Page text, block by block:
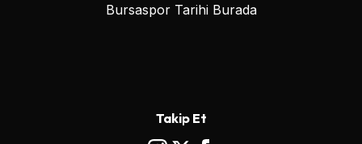
Bursaspor Tarihi Burada
Takip Et